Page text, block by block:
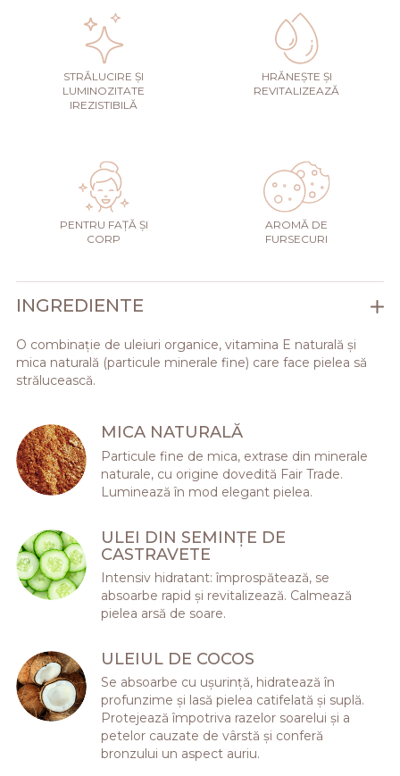
STRĂLUCIRE ȘI
LUMINOZITATE
IREZISTIBILĂ
HRĂNEȘTE ȘI
REVITALIZEAZĂ
PENTRU FAȚĂ ȘI
CORP
AROMĂ DE
FURSECURI
INGREDIENTE
O combinație de uleiuri organice, vitamina E naturală și
mica naturală (particule minerale fine) care face pielea să
strălucească.
MICA NATURALĂ
Particule fine de mica, extrase din minerale
naturale, cu origine dovedită Fair Trade.
Luminează în mod elegant pielea.
ULEI DIN SEMINȚE DE
CASTRAVETE
Intensiv hidratant: împrospătează, se
absoarbe rapid și revitalizează. Calmează
pielea arsă de soare.
ULEIUL DE COCOS
Se absoarbe cu ușurință, hidratează în
profunzime și lasă pielea catifelată și suplă.
Protejează împotriva razelor soarelui și a
petelor cauzate de vârstă și conferă
bronzului un aspect auriu.